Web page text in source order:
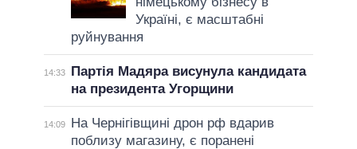
Україні, є масштабні
руйнування
14:33
Партія Мадяра висунула кандидата
на президента Угорщини
14:09
На Чернігівщині дрон рф вдарив
поблизу магазину, є поранені